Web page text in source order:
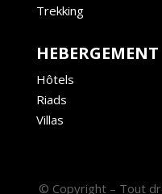
Trekking
HEBERGEMENT
Hôtels
Riads
Villas
© Copyright – Tout